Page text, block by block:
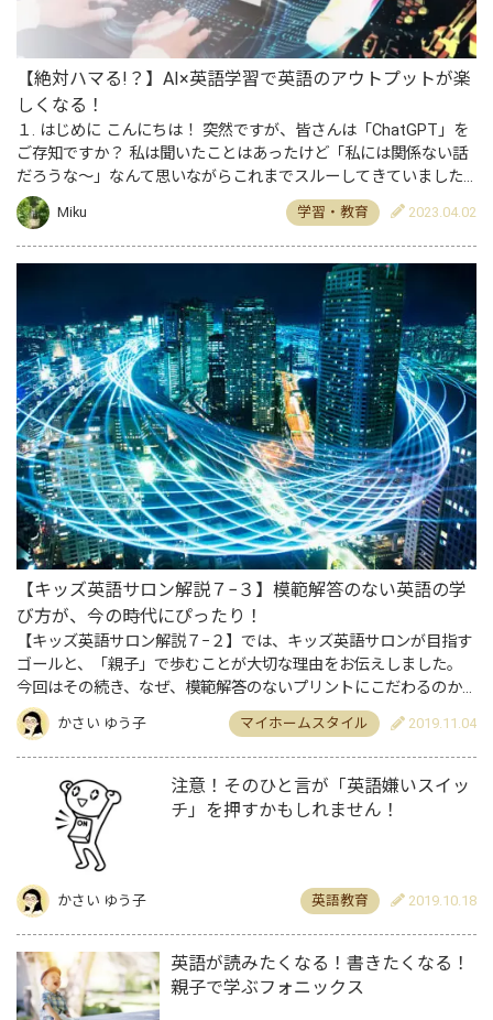
【絶対ハマる!？】AI×英語学習で英語のアウトプットが楽
しくなる！
１. はじめに こんにちは！ 突然ですが、皆さんは「ChatGPT」を
ご存知ですか？ 私は聞いたことはあったけど「私には関係ない話
だろうな～」なんて思いながらこれまでスルーしてきていました
笑 でも、実は「めちゃくちゃ英語学習にもってこいじゃ…
Miku 学習・教育 2023.04.02
【キッズ英語サロン解説７−３】模範解答のない英語の学
び方が、今の時代にぴったり！
【キッズ英語サロン解説７−２】では、キッズ英語サロンが目指す
ゴールと、「親子」で歩むことが大切な理由をお伝えしました。
今回はその続き、なぜ、模範解答のないプリントにこだわるのか
をお伝えします。 与えられたことを…
かさい ゆう子 マイホームスタイル 2019.11.04
注意！そのひと言が「英語嫌いスイッ
チ」を押すかもしれません！
かさい ゆう子 英語教育 2019.10.18
英語が読みたくなる！書きたくなる！
親子で学ぶフォニックス